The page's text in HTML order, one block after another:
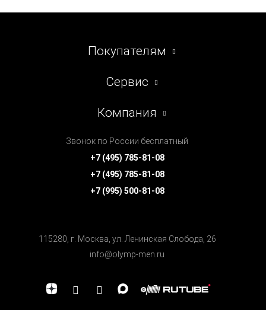
Покупателям
Сервис
Компания
Звонок по России бесплатный
+7 (495) 785-81-08
+7 (495) 785-81-08
+7 (995) 500-81-08
115280, г. Москва, ул. Ленинская Cлобода, 26
info@olymp-men.ru